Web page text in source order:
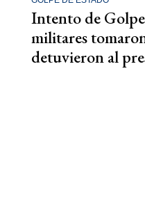
Intento de
militares
detuvieron al